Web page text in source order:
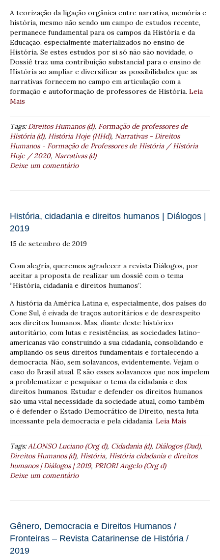
A teorização da ligação orgânica entre narrativa, memória e
história, mesmo não sendo um campo de estudos recente,
permanece fundamental para os campos da História e da
Educação, especialmente materializados no ensino de
História. Se estes estudos por si só não são novidade, o
Dossiê traz uma contribuição substancial para o ensino de
História ao ampliar e diversificar as possibilidades que as
narrativas fornecem no campo em articulação com a
formação e autoformação de professores de História. Leia
Mais
Tags:Direitos Humanos (d), Formação de professores de
História (d), História Hoje (HHd), Narrativas - Direitos
Humanos - Formação de Professores de História / História
Hoje / 2020, Narrativas (d)
Deixe um comentário
História, cidadania e direitos humanos | Diálogos |
2019
15 de setembro de 2019
Com alegria, queremos agradecer a revista Diálogos, por
aceitar a proposta de realizar um dossiê com o tema
“História, cidadania e direitos humanos”.
A história da América Latina e, especialmente, dos países do
Cone Sul, é eivada de traços autoritários e de desrespeito
aos direitos humanos. Mas, diante deste histórico
autoritário, com lutas e resistências, as sociedades latino-
americanas vão construindo a sua cidadania, consolidando e
ampliando os seus direitos fundamentais e fortalecendo a
democracia. Não, sem solavancos, evidentemente. Vejam o
caso do Brasil atual. E são esses solavancos que nos impelem
a problematizar e pesquisar o tema da cidadania e dos
direitos humanos. Estudar e defender os direitos humanos
são uma vital necessidade da sociedade atual, como também
o é defender o Estado Democrático de Direito, nesta luta
incessante pela democracia e pela cidadania. Leia Mais
Tags:ALONSO Luciano (Org d), Cidadania (d), Diálogos (Dad),
Direitos Humanos (d), História, História cidadania e direitos
humanos | Diálogos | 2019, PRIORI Angelo (Org d)
Deixe um comentário
Gênero, Democracia e Direitos Humanos /
Fronteiras – Revista Catarinense de História /
2019